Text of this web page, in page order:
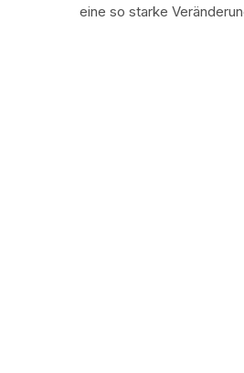
eine so starke